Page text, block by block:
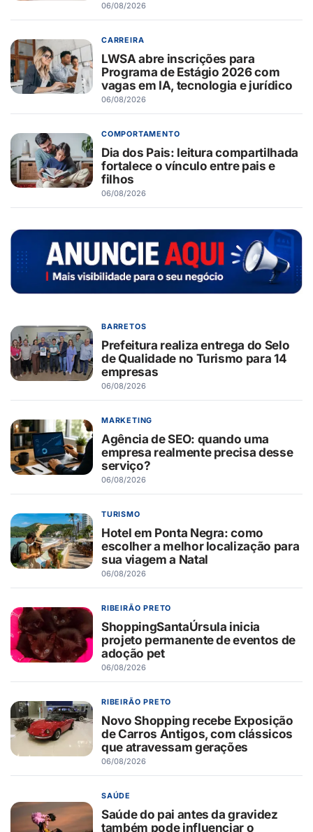
06/08/2026
CARREIRA
LWSA abre inscrições para
Programa de Estágio 2026 com
vagas em IA, tecnologia e jurídico
06/08/2026
COMPORTAMENTO
Dia dos Pais: leitura compartilhada
fortalece o vínculo entre pais e
filhos
06/08/2026
BARRETOS
Prefeitura realiza entrega do Selo
de Qualidade no Turismo para 14
empresas
06/08/2026
MARKETING
Agência de SEO: quando uma
empresa realmente precisa desse
serviço?
06/08/2026
TURISMO
Hotel em Ponta Negra: como
escolher a melhor localização para
sua viagem a Natal
06/08/2026
RIBEIRÃO PRETO
ShoppingSantaÚrsula inicia
projeto permanente de eventos de
adoção pet
06/08/2026
RIBEIRÃO PRETO
Novo Shopping recebe Exposição
de Carros Antigos, com clássicos
que atravessam gerações
06/08/2026
SAÚDE
Saúde do pai antes da gravidez
também pode influenciar o